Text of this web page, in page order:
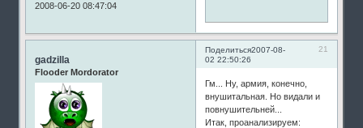
2008-06-20 08:47:04
Поделиться 21
2007-08-
02 22:50:26
gadzilla
Flooder Mordorator
Гм... Ну, армия, конечно,
внушитальная. Но видали и
повнушительней...
Итак, проанализируем: